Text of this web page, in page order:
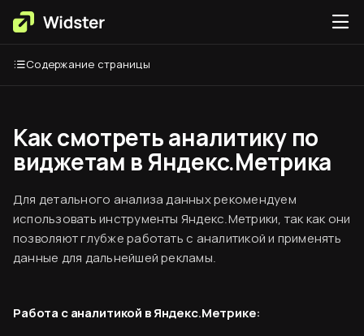
Как смотреть аналитику по
виджетам в Яндекс.Метрика
Для детального анализа данных рекомендуем
использовать инструменты Яндекс.Метрики, так как они
позволяют глубже работать с аналитикой и применять
данные для дальнейшей рекламы.
Работа с аналитикой в Яндекс.Метрике:
Содержание страницы